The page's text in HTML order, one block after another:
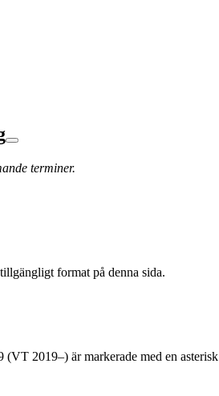
terminer.
format på denna sida.
2019–) är markerade med en asterisk